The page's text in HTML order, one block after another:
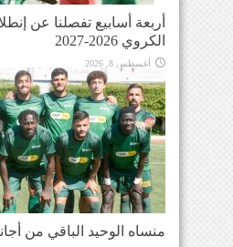
أربعة أسابيع تفصلنا عن
الكروي 2026-2027
أغسطس 8, 2026
منساه الوحيد الباقي من